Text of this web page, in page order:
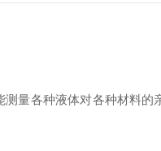
各种液体对各种材料的